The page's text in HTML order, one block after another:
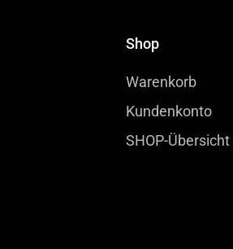
Shop
Warenkorb
Kundenkonto
SHOP-Übersicht